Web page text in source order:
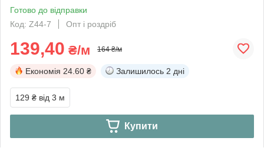
Готово до відправки
Код: Z44-7
Опт і роздріб
139,40 ₴/м 164 ₴/м
Економія 24.60 ₴ Залишилось 2 дні
129 ₴ від 3 м
Купити